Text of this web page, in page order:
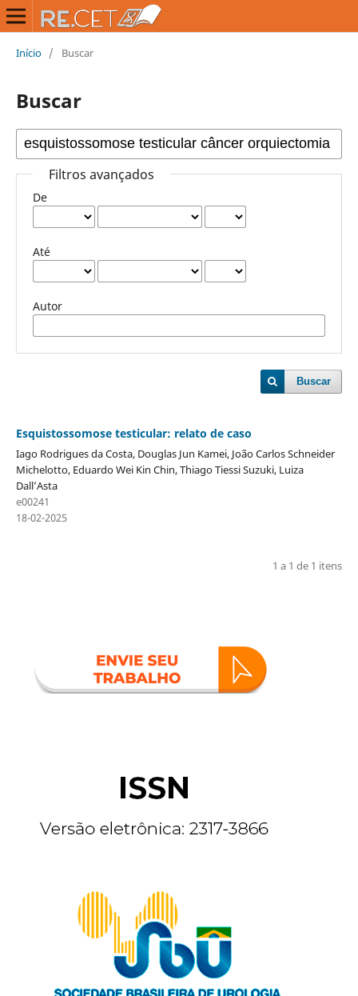
Início / Buscar
Buscar
Filtros avançados
De
Até
Autor
Buscar
Esquistossomose testicular: relato de caso
Iago Rodrigues da Costa, Douglas Jun Kamei, João Carlos Schneider
Michelotto, Eduardo Wei Kin Chin, Thiago Tiessi Suzuki, Luiza
Dall’Asta
e00241
18-02-2025
1 a 1 de 1 itens